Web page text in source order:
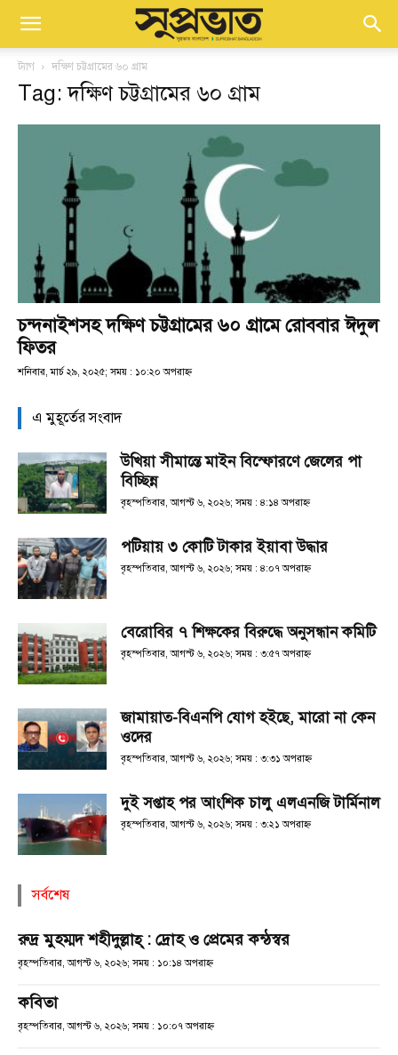
ট্যাগ দক্ষিণ চট্টগ্রামের ৬০ গ্রাম
Tag: দক্ষিণ চট্টগ্রামের ৬০ গ্রাম
চন্দনাইশসহ দক্ষিণ চট্টগ্রামের ৬০ গ্রামে রোববার ঈদুল
ফিতর
শনিবার, মার্চ ২৯, ২০২৫; সময় : ১০:২০ অপরাহ্ণ
এ মুহূর্তের সংবাদ
উখিয়া সীমান্তে মাইন বিস্ফোরণে জেলের পা
বিচ্ছিন্ন
বৃহস্পতিবার, আগস্ট ৬, ২০২৬; সময় : ৪:১৪ অপরাহ্ণ
পটিয়ায় ৩ কোটি টাকার ইয়াবা উদ্ধার
বৃহস্পতিবার, আগস্ট ৬, ২০২৬; সময় : ৪:০৭ অপরাহ্ণ
বেরোবির ৭ শিক্ষকের বিরুদ্ধে অনুসন্ধান কমিটি
বৃহস্পতিবার, আগস্ট ৬, ২০২৬; সময় : ৩:৫৭ অপরাহ্ণ
জামায়াত-বিএনপি যোগ হইছে, মারো না কেন
ওদের
বৃহস্পতিবার, আগস্ট ৬, ২০২৬; সময় : ৩:৩১ অপরাহ্ণ
দুই সপ্তাহ পর আংশিক চালু এলএনজি টার্মিনাল
বৃহস্পতিবার, আগস্ট ৬, ২০২৬; সময় : ৩:২১ অপরাহ্ণ
সর্বশেষ
রুদ্র মুহম্মদ শহীদুল্লাহ্ : দ্রোহ ও প্রেমের কন্ঠস্বর
বৃহস্পতিবার, আগস্ট ৬, ২০২৬; সময় : ১০:১৪ অপরাহ্ণ
কবিতা
বৃহস্পতিবার, আগস্ট ৬, ২০২৬; সময় : ১০:০৭ অপরাহ্ণ